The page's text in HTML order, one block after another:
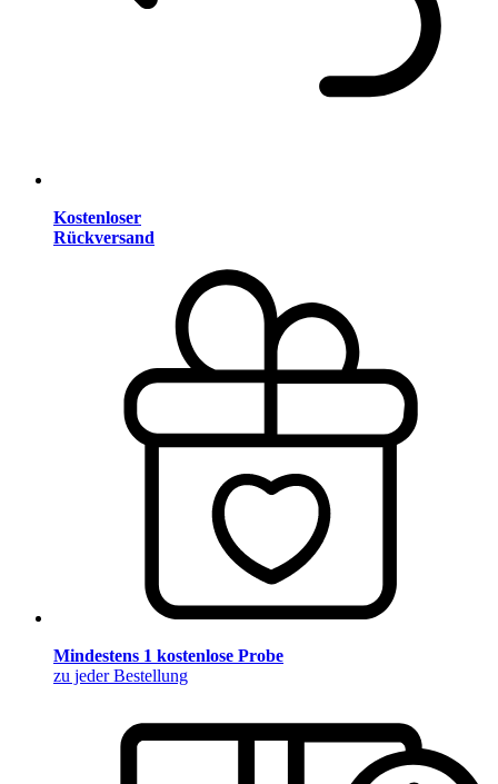
Kostenloser
Rückversand
Mindestens 1 kostenlose Probe
zu jeder Bestellung